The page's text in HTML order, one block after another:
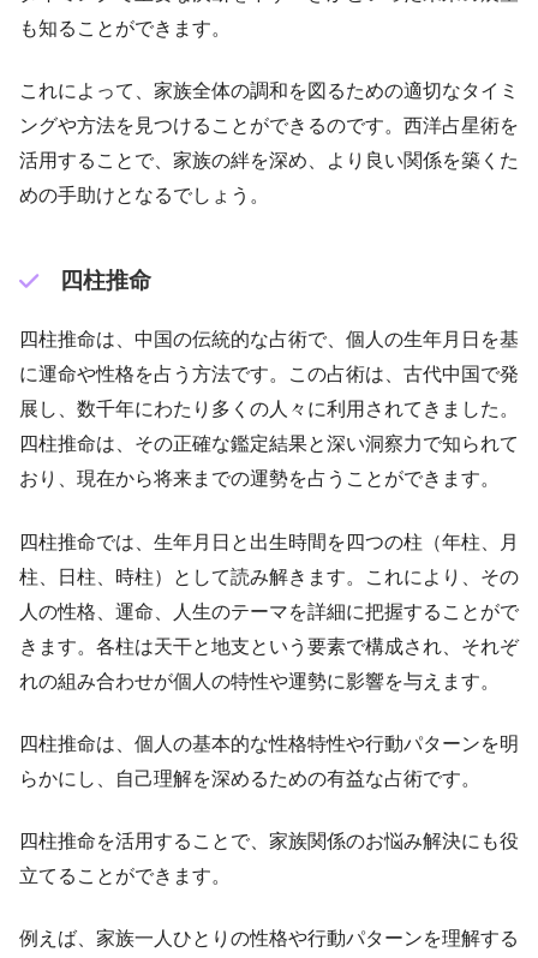
も知ることができます。
これによって、家族全体の調和を図るための適切なタイミ
ングや方法を見つけることができるのです。西洋占星術を
活用することで、家族の絆を深め、より良い関係を築くた
めの手助けとなるでしょう。
四柱推命
四柱推命は、中国の伝統的な占術で、個人の生年月日を基
に運命や性格を占う方法です。この占術は、古代中国で発
展し、数千年にわたり多くの人々に利用されてきました。
四柱推命は、その正確な鑑定結果と深い洞察力で知られて
おり、現在から将来までの運勢を占うことができます。
四柱推命では、生年月日と出生時間を四つの柱（年柱、月
柱、日柱、時柱）として読み解きます。これにより、その
人の性格、運命、人生のテーマを詳細に把握することがで
きます。各柱は天干と地支という要素で構成され、それぞ
れの組み合わせが個人の特性や運勢に影響を与えます。
四柱推命は、個人の基本的な性格特性や行動パターンを明
らかにし、自己理解を深めるための有益な占術です。
四柱推命を活用することで、家族関係のお悩み解決にも役
立てることができます。
例えば、家族一人ひとりの性格や行動パターンを理解する